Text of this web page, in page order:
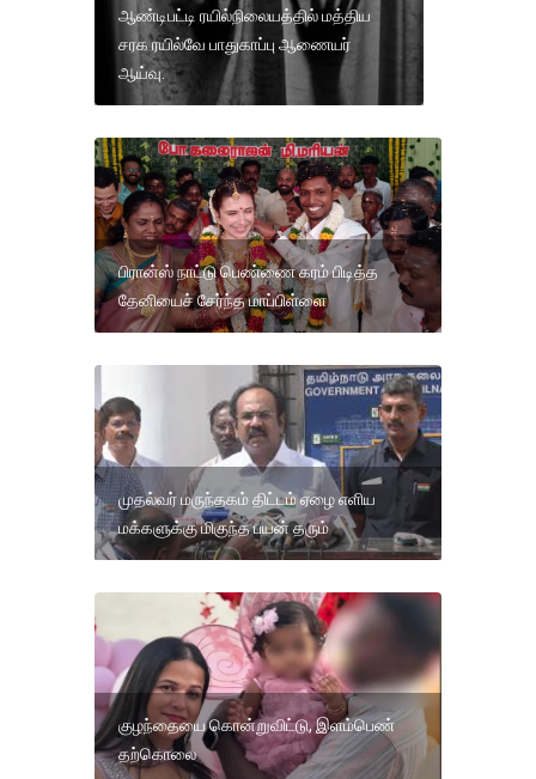
ஆண்டிபட்டி ரயில்நிலையத்தில் மத்திய
சரக ரயில்வே பாதுகாப்பு ஆணையர்
ஆய்வு.
பிரான்ஸ் நாட்டு பெண்ணை கரம் பிடித்த
தேனியைச் சேர்ந்த மாப்பிள்ளை
முதல்வர் மருந்தகம் திட்டம் ஏழை எளிய
மக்களுக்கு மிகுந்த பயன் தரும்
குழந்தையை கொன்றுவிட்டு, இளம்பெண்
தற்கொலை